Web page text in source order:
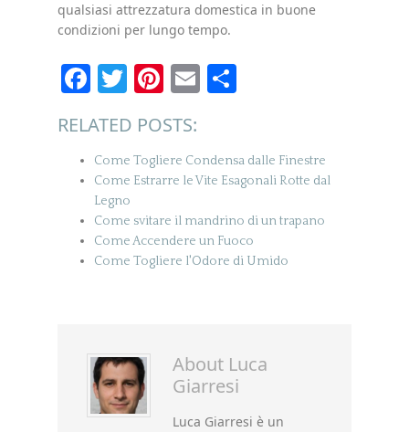
qualsiasi attrezzatura domestica in buone
condizioni per lungo tempo.
Facebook
Twitter
Pinterest
Email
RELATED POSTS:
Come Togliere Condensa dalle Finestre
Come Estrarre le Vite Esagonali Rotte dal
Legno
Come svitare il mandrino di un trapano
Come Accendere un Fuoco
Come Togliere l'Odore di Umido
About Luca
Giarresi
Luca Giarresi è un